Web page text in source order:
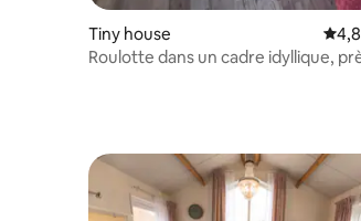
Tiny house
Roulotte dans un cadre idyllique,